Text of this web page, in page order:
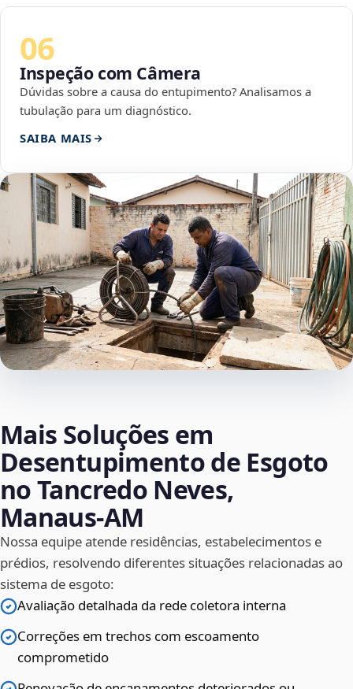
06
Inspeção com Câmera
Dúvidas sobre a causa do entupimento? Analisamos a
tubulação para um diagnóstico.
SAIBA MAIS
Mais Soluções em
Desentupimento de Esgoto
no Tancredo Neves,
Manaus‑AM
Nossa equipe atende residências, estabelecimentos e
prédios, resolvendo diferentes situações relacionadas ao
sistema de esgoto:
Avaliação detalhada da rede coletora interna
Correções em trechos com escoamento
comprometido